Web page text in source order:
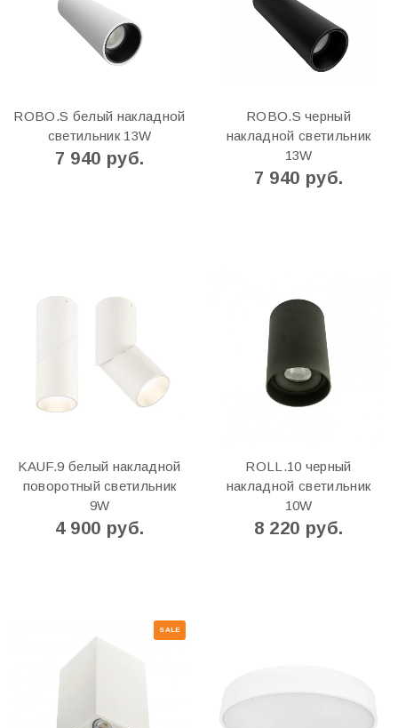
ROBO.S белый накладной
светильник 13W
7 940 руб.
ROBO.S черный
накладной светильник
13W
7 940 руб.
KAUF.9 белый накладной
поворотный светильник
9W
4 900 руб.
ROLL.10 черный
накладной светильник
10W
8 220 руб.
SALE